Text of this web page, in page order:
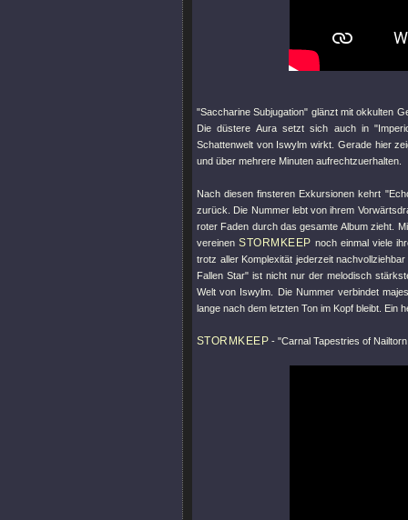
"Saccharine Subjugation" glänzt mit okkulten
Die düstere Aura setzt sich auch in
Schattenwelt von Iswylm wirkt. Gerade hier
und über mehrere Minuten aufrechtzuerhalten.
Nach diesen finsteren Exkursionen kehrt
zurück. Die Nummer lebt von ihrem
roter Faden durch das gesamte Album zieht.
vereinenSTORMKEEP noch einmal viele
trotz aller Komplexität jederzeit
Fallen Star"ist nicht nur der melodisch
Welt von Iswylm. Die Nummer verbindet
lange nach dem letzten Ton im Kopf bleibt. Ein
STORMKEEP -"Carnal Tapestries of